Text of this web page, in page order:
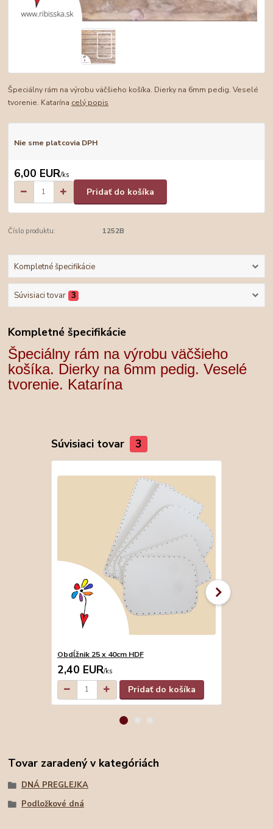
Špeciálny rám na výrobu väčšieho košíka. Dierky na 6mm pedig. Veselé
tvorenie. Katarína celý popis
Nie sme platcovia DPH
6,00 EUR/ks
Pridať do košíka
Číslo produktu: 1252B
Kompletné špecifikácie
Súvisiaci tovar 3
Kompletné špecifikácie
Špeciálny rám na výrobu väčšieho
košíka. Dierky na 6mm pedig. Veselé
tvorenie. Katarína
Súvisiaci tovar 3
Obdĺžnik 25 x 40cm HDF
2,40 EUR/ks
Pridať do košíka
Tovar zaradený v kategóriách
DNÁ PREGLEJKA
Podložkové dná